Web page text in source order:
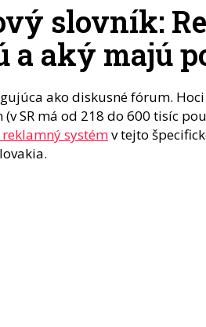
slovník:
a aký majú
ako diskusné fórum.
SR má od 218 do 600 tisíc
systémv tejto